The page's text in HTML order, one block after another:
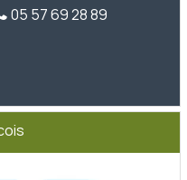
05 57 69 28 89